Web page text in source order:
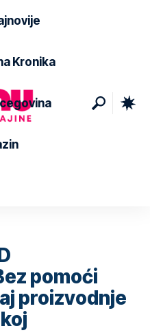
Kronika
pomoći
proizvodnje